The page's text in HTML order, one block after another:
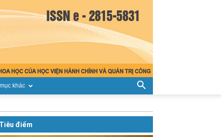
khác
Tiêu điểm